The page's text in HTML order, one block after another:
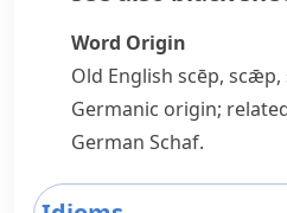
Word Origin
Old English scēp, scǣp,
Germanic origin;
German Schaf.